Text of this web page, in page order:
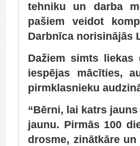
tehniku un darba
pašiem veidot
Darbnīca norisinājās
Dažiem simts
iespējas mācīties,
pirmklasnieku
“Bērni, lai katrs
jaunu. Pirmās 100
drosme, zinātkāre